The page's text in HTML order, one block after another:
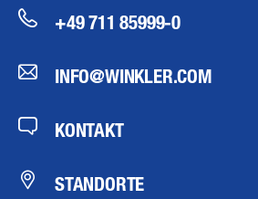
+49 711 85999-0
INFO@WINKLER.COM
KONTAKT
STANDORTE